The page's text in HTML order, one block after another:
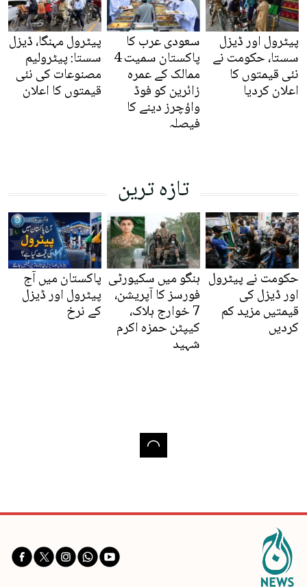
پیٹرول اور ڈیزل
سستا، حکومت نے
نئی قیمتوں کا
اعلان کردیا
سعودی عرب کا
پاکستان سمیت 4
ممالک کے عمرہ
زائرین کو فوڈ
واؤچرز دینے کا
فیصلہ
پیٹرول مہنگا، ڈیزل
سستا: پیٹرولیم
مصنوعات کی نئی
قیمتوں کا اعلان
تازہ ترین
حکومت نے پیٹرول
اور ڈیزل کی
قیمتیں مزید کم
کردیں
ہنگو میں سکیورٹی
فورسز کا آپریشن،
7 خوارج ہلاک،
کیپٹن حمزہ اکرم
شہید
پاکستان میں آج
پیٹرول اور ڈیزل
کے نرخ